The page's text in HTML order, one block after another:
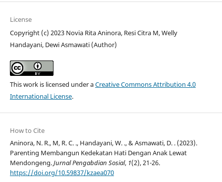
License
Copyright (c) 2023 Novia Rita Aninora, Resi Citra M, Welly
Handayani, Dewi Asmawati (Author)
This work is licensed under aCreative Commons Attribution 4.0
International License.
How to Cite
Aninora, N. R., M, R. C. ., Handayani, W. ., & Asmawati, D. . (2023).
Parenting Membangun Kedekatan Hati Dengan Anak Lewat
Mendongeng.Jurnal Pengabdian Sosial, 1(2), 21-26.
https://doi.org/10.59837/kzaea070